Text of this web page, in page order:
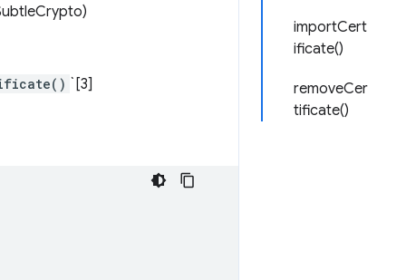
importCert
ificate()
removeCer
tificate()
`[3]